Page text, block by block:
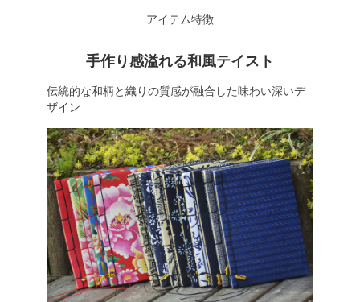
アイテム特徴
手作り感溢れる和風テイスト
伝統的な和柄と織りの質感が融合した味わい深いデ
ザイン